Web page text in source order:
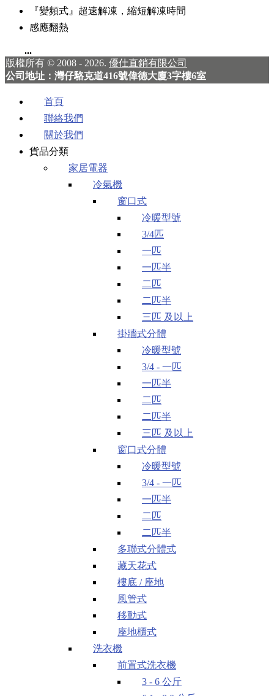
『變頻式』超速解凍，縮短解凍時間
感應翻熱
...
版權所有 © 2008 - 2026. 優仕直銷有限公司
公司地址：灣仔駱克道416號偉德大廈3字樓6室
首頁
聯絡我們
關於我們
貨品分類
家居電器
冷氣機
窗口式
冷暖型號
3/4匹
一匹
一匹半
二匹
二匹半
三匹 及以上
掛牆式分體
冷暖型號
3/4 - 一匹
一匹半
二匹
二匹半
三匹 及以上
窗口式分體
冷暖型號
3/4 - 一匹
一匹半
二匹
二匹半
多聯式分體式
藏天花式
樓底 / 座地
風管式
移動式
座地櫃式
洗衣機
前置式洗衣機
3 - 6 公斤